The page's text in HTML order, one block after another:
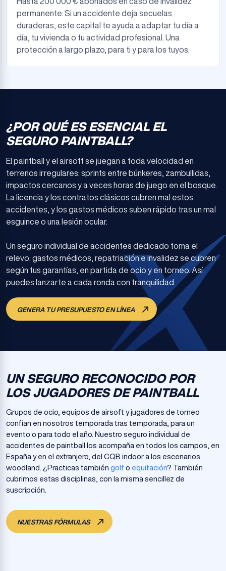
permanente. Si un accidente deja secuelas
duraderas, este capital te ayuda a adaptar tu día a
día, tu vivienda o tu actividad profesional. Una
protección a largo plazo, para ti y para los tuyos.
¿POR QUÉ ES ESENCIAL EL
SEGURO PAINTBALL?
El paintball y el airsoft se juegan a toda velocidad en
terrenos irregulares: sprints entre búnkeres, zambullidas,
impactos cercanos y a veces horas de juego en el bosque.
La licencia y los contratos clásicos cubren mal estos
accidentes, y los gastos médicos suben rápido tras un mal
esguince o una lesión ocular.
Un seguro individual de accidentes dedicado toma el
relevo: gastos médicos, repatriación e invalidez se cubren
según tus garantías, en partida de ocio y en torneo. Así
puedes lanzarte a cada ronda con tranquilidad.
GENERA TU PRESUPUESTO EN LÍNEA
UN SEGURO RECONOCIDO POR
LOS JUGADORES DE PAINTBALL
Grupos de ocio, equipos de airsoft y jugadores de torneo
confían en nosotros temporada tras temporada, para un
evento o para todo el año. Nuestro seguro individual de
accidentes de paintball los acompaña en todos los campos, en
España y en el extranjero, del CQB indoor a los escenarios
woodland. ¿Practicas también golf o equitación? También
cubrimos estas disciplinas, con la misma sencillez de
suscripción.
NUESTRAS FÓRMULAS